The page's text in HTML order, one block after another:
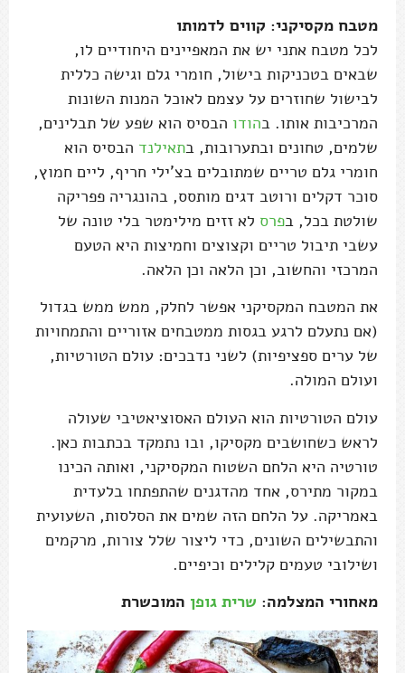
מטבח מקסיקני: קווים לדמותו
לכל מטבח אתני יש את המאפיינים היחודיים לו,
שבאים בטכניקות בישול, חומרי גלם וגישה כללית
לבישול שחוזרים על עצמם לאוכל המנות השונות
המרכיבות אותו. בהודו הבסיס הוא שפע של תבלינים,
שלמים, טחונים ובתערובות, בתאילנד הבסיס הוא
חומרי גלם טריים שמתובלים בצ'ילי חריף, ליים חמוץ,
סוכר דקלים ורוטב דגים מותסס, בהונגריה פפריקה
שולטת בכל, בפרס לא זזים מילימטר בלי טונה של
עשבי תיבול טריים וקצוצים וחמיצות היא הטעם
המרכזי והחשוב, וכן הלאה וכן הלאה.
את המטבח המקסיקני אפשר לחלק, ממש ממש בגדול
(אם נתעלם לרגע בגסות ממטבחים אזוריים והתמחויות
של ערים ספציפיות) לשני נדבכים: עולם הטורטיות,
ועולם המולה.
עולם הטורטיות הוא העולם האסוציאטיבי שעולה
לראש כשחושבים מקסיקו, ובו נתמקד בכתבות כאן.
טורטיה היא הלחם השטוח המקסיקני, ואותה הכינו
במקור מתירס, אחד מהדגנים שהתפתחו בלעדית
באמריקה. על הלחם הזה שמים את הסלסות, השעועית
והתבשילים השונים, כדי ליצור שלל צורות, מרקמים
ושילובי טעמים קלילים וכיפיים.
מאחורי המצלמה: שרית גופן המוכשרת